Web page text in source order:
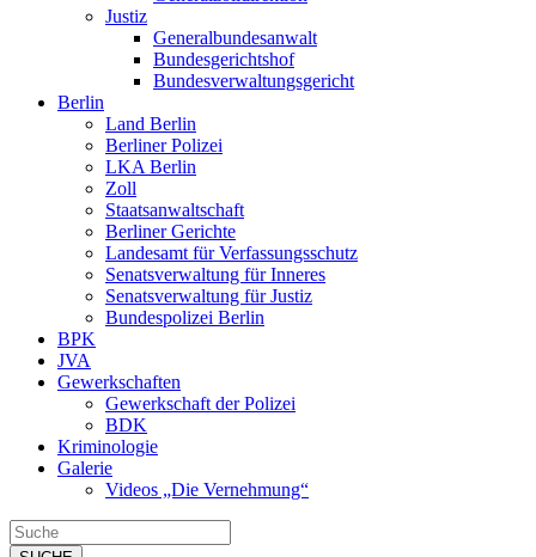
Justiz
Generalbundesanwalt
Bundesgerichtshof
Bundesverwaltungsgericht
Berlin
Land Berlin
Berliner Polizei
LKA Berlin
Zoll
Staatsanwaltschaft
Berliner Gerichte
Landesamt für Verfassungsschutz
Senatsverwaltung für Inneres
Senatsverwaltung für Justiz
Bundespolizei Berlin
BPK
JVA
Gewerkschaften
Gewerkschaft der Polizei
BDK
Kriminologie
Galerie
Videos „Die Vernehmung“